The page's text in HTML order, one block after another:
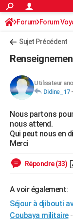
ACTUALITÉS
Politique
Société
Faits Divers
Education
Monde
Villes
+
Retraite
Impôts
Epargne
Immobilier
Risques naturels par
Banque
Assurance
Crédit
AUTO
HIGH-TECH
Mobiles
Meilleur smartphone
Internet
Ordinateurs
Jeux vidéo
Guide high-tech
+BRICOLAGE
Forum
Aménagement intérieur
Extérieur
Cuisine
Salle de bains
Jardinage
Rangement
Guides de France
Escapades
Patrimoine
Expositions
Musées
Week-end nature
Art de vivre
Bien-être
Loisirs
Mode
Modes de vie
SANTE
Alimentation
Guide de la santé
Maladies
Médicaments
Sommeil
VOYAGE
Forum Forum
Sujet Précédent
Utilisateur
Didine_17-
Nous partons
nous attend.
Qui peut nous en
Merci
Répondre (33)
A voir également:
Séjour à djibouti
Coubaya militaire